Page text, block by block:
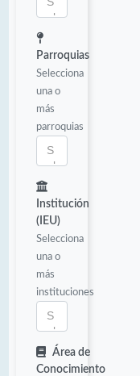
Parroquias
Selecciona
una o
más
parroquias
Institución
(IEU)
Selecciona
una o
más
instituciones
Área de
Conocimiento